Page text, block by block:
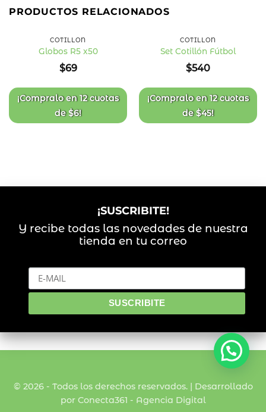
PRODUCTOS RELACIONADOS
de
deseos
COTILLÓN
Globos R5 x50
$69
¡Compralo en12 cuotas
de$6!
de
deseos
COTILLÓN
Set Cotillón Fútbol
$540
¡Compralo en12 cuotas
de$45!
¡SUSCRIBITE!
Y recibe todas las novedades de nuestra
tienda en tu correo
© 2026 - Todos los derechos reservados. | Desarrollado
por Conecta361 - Agencia Digital